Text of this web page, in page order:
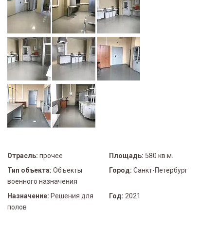
Отрасль: прочее Площадь: 580 кв.м.
Тип объекта: Объекты
военного назначения
Город: Санкт-Петербург
Назначение: Решения для
полов
Год: 2021